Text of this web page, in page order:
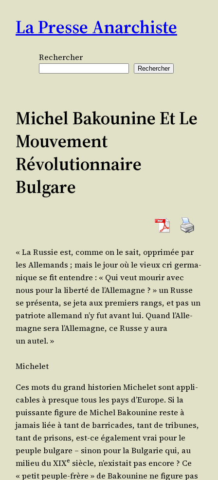
contenu
La Presse Anarchiste
Rechercher
Rechercher
Michel Bakounine Et Le
Mouvement
Révolutionnaire
Bulgare
« La Rus­sie est, comme on le sait, oppri­mée par
les Alle­mands ; mais le jour où le vieux cri ger­ma­
nique se fit entendre : « Qui veut mou­rir avec
nous pour la liber­té de l’Al­le­magne ? » un Russe
se pré­sen­ta, se jeta aux pre­miers rangs, et pas un
patriote alle­mand n’y fut avant lui. Quand l’Al­le­
magne sera l’Al­le­magne, ce Russe y aura
un autel. »
Miche­let
Ces mots du grand his­to­rien Miche­let sont appli­
cables à presque tous les pays d’Eu­rope. Si la
puis­sante figure de Michel Bakou­nine reste à
jamais liée à tant de bar­ri­cades, tant de tri­bunes,
tant de pri­sons, est-ce éga­le­ment vrai pour le
peuple bul­gare – sinon pour la Bul­ga­rie qui, au
milieu du XIXe siècle, n’exis­tait pas encore ? Ce
« petit peuple-frère » de Bakou­nine ne figure pas